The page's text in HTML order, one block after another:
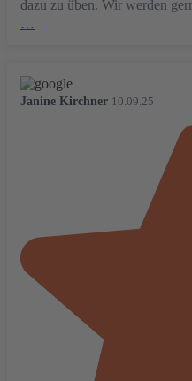
dazu zu üben. Wir werden
…
Janine Kirchner 10.09.25